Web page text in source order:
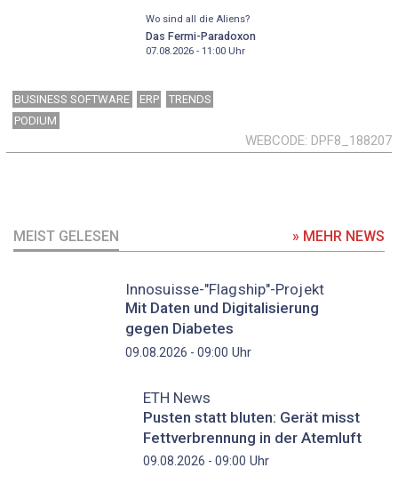
Wo sind all die Aliens?
Das Fermi-Paradoxon
07.08.2026 - 11:00Uhr
BUSINESS SOFTWARE ERP
TRENDS
PODIUM
WEBCODE DPF8_188207
MEIST GELESEN » MEHR NEWS
Innosuisse-"Flagship"-Projekt
Mit Daten und Digitalisierung
gegen Diabetes
09.08.2026 - 09:00 Uhr
ETH News
Pusten statt bluten: Gerät misst
Fettverbrennung in der Atemluft
09.08.2026 - 09:00 Uhr